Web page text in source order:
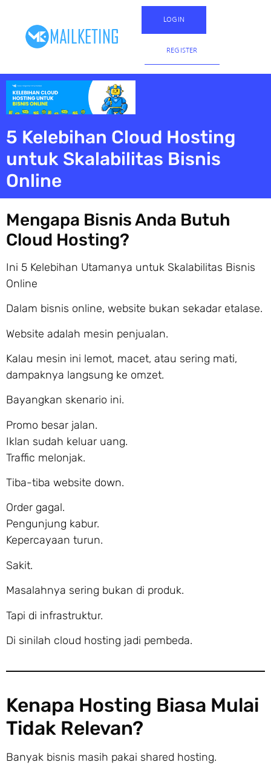
LOGIN
REGISTER
5 Kelebihan Cloud Hosting
untuk Skalabilitas Bisnis
Online
Mengapa Bisnis Anda Butuh
Cloud Hosting?
Ini 5 Kelebihan Utamanya untuk Skalabilitas Bisnis
Online
Dalam bisnis online, website bukan sekadar etalase.
Website adalah mesin penjualan.
Kalau mesin ini lemot, macet, atau sering mati,
dampaknya langsung ke omzet.
Bayangkan skenario ini.
Promo besar jalan.
Iklan sudah keluar uang.
Traffic melonjak.
Tiba-tiba website down.
Order gagal.
Pengunjung kabur.
Kepercayaan turun.
Sakit.
Masalahnya sering bukan di produk.
Tapi di infrastruktur.
Di sinilah cloud hosting jadi pembeda.
Kenapa Hosting Biasa Mulai
Tidak Relevan?
Banyak bisnis masih pakai shared hosting.